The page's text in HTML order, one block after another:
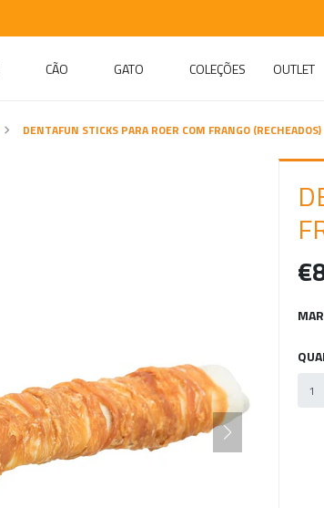
CÃO GATO COLEÇÕES OUTLET
DENTAFUN STICKS PARA ROER COM FRANGO (RECHEADOS)